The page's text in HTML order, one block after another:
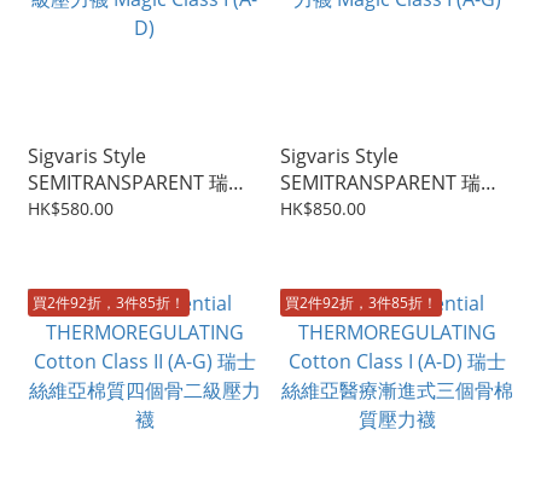
Sigvaris Style
SEMITRANSPARENT 瑞士
絲維亞醫療漸進式三個骨一
HK$580.00
Sigvaris Style
SEMITRANSPARENT 瑞士
絲維亞醫療漸進式四個骨壓
HK$850.00
買2件92折，3件85折！ 買2件92折，3件85折！